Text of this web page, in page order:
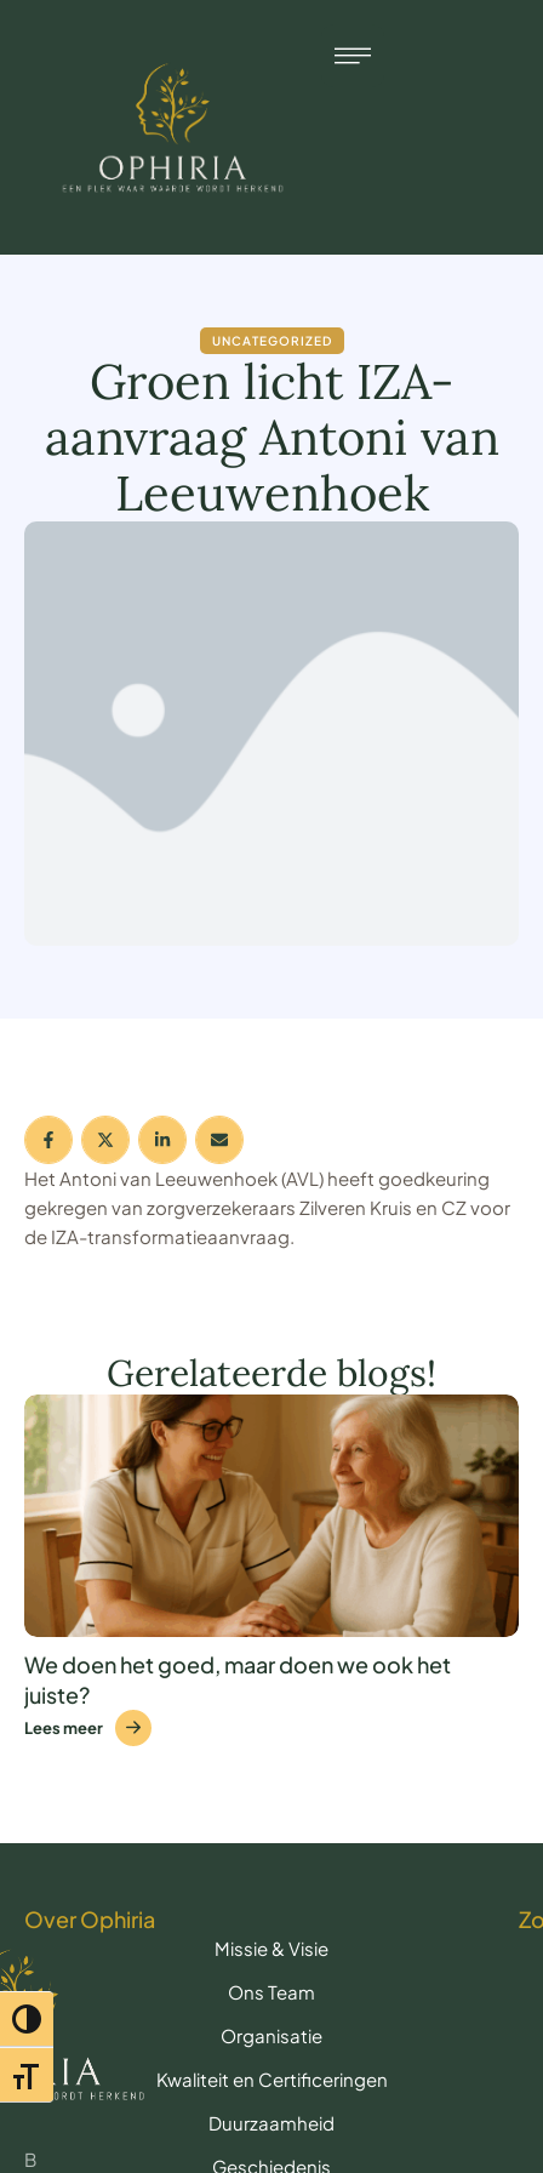
Toggle hoog contrast
Toggle lettertypegrootte
UNCATEGORIZED
Groen licht IZA-
aanvraag Antoni van
Leeuwenhoek
Het Antoni van Leeuwenhoek (AVL) heeft goedkeuring
gekregen van zorgverzekeraars Zilveren Kruis en CZ voor
de IZA-transformatieaanvraag.
Gerelateerde blogs!
We doen het goed, maar doen we ook het
juiste?
Lees meer
B
Over Ophiria
Missie & Visie
Ons Team
Organisatie
Kwaliteit en Certificeringen
Duurzaamheid
Geschiedenis